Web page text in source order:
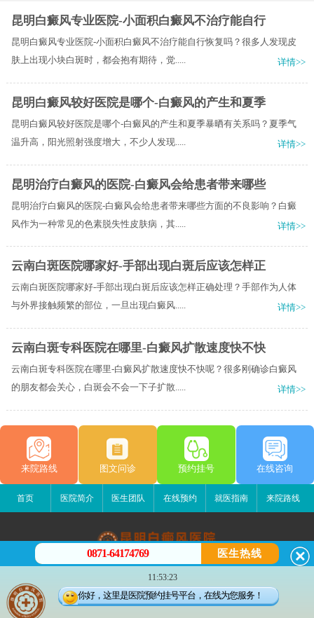
昆明白癜风专业医院-小面积白癜风不治疗能自行
昆明白癜风专业医院-小面积白癜风不治疗能自行恢复吗？很多人发现皮
肤上出现小块白斑时，都会抱有期待，觉.....
详情>>
昆明白癜风较好医院是哪个-白癜风的产生和夏季
昆明白癜风较好医院是哪个-白癜风的产生和夏季暴晒有关系吗？夏季气
温升高，阳光照射强度增大，不少人发现.....
详情>>
昆明治疗白癜风的医院-白癜风会给患者带来哪些
昆明治疗白癜风的医院-白癜风会给患者带来哪些方面的不良影响？白癜
风作为一种常见的色素脱失性皮肤病，其.....
详情>>
云南白斑医院哪家好-手部出现白斑后应该怎样正
云南白斑医院哪家好-手部出现白斑后应该怎样正确处理？手部作为人体
与外界接触频繁的部位，一旦出现白癜风.....
详情>>
云南白斑专科医院在哪里-白癜风扩散速度快不快
云南白斑专科医院在哪里-白癜风扩散速度快不快呢？很多刚确诊白癜风
的朋友都会关心，白斑会不会一下子扩散.....
详情>>
来院路线 图文问诊 预约挂号 在线咨询
首页 医院简介 医生团队 在线预约 就医指南 来院路线
昆明白癜风医院
昆明市五华区护国路2号
版权所有：昆明白癜风医院
联系电话：0871-64174769
0871-64174769 医生热线
11:53:23
你好，这里是医院预约挂号平台，在线为您服务！